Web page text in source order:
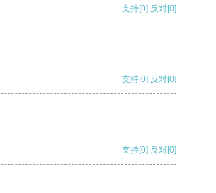
支持[0] 反对[0]
支持[0] 反对[0]
支持[0] 反对[0]